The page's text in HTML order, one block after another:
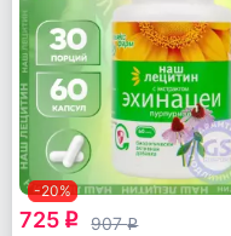
-20%
725 q 907q